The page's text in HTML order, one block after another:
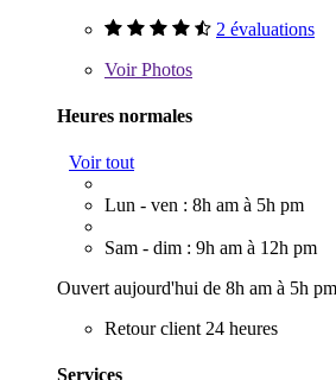
2 évaluations
VoirPhotos
Heures normales
Voir tout
Lun - ven : 8h am à 5h pm
Sam - dim : 9h am à 12h pm
Ouvert aujourd'hui de 8h am à 5h pm
Retour client 24 heures
Services